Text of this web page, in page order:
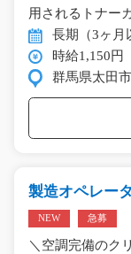
用されるトナー
長期（3ヶ月
時給1,150円
群馬県太田市
製造オペレー
NEW 急募
＼空調完備のク